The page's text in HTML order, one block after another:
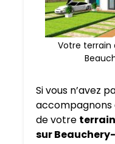
Votre terrain
Si vous n’avez
accompagnons
de votre
sur